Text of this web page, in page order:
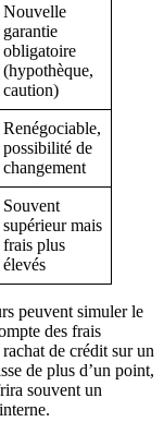
Nouvelle
garantie
obligatoire
(hypothèque,
caution)
Renégociable,
possibilité de
changement
Souvent
supérieur mais
frais plus
élevés
peuvent simuler le
des frais
de crédit sur un
de plus d’un point,
souvent un